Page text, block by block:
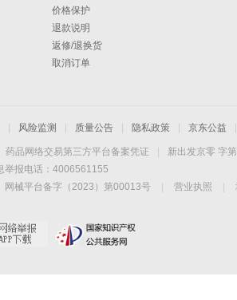
价格保护
退款说明
返修/退换货
取消订单
风险监测 质量公告 隐私政策 京东公益
药品网络交易第三方平台备案凭证
新出发京零 字
举报电话：4006561155
网械平台备字（2023）第00013号 营业执照